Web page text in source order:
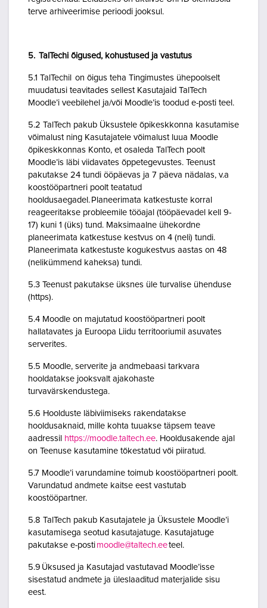
terve arhiveerimise perioodi jooksul.
5. TalTechi õigused, kohustused ja vastutus
5.1 TalTechil on õigus teha Tingimustes ühepoolselt
muudatusi teavitades sellest Kasutajaid TalTech
Moodle’i veebilehel ja/või Moodle’is toodud e-posti teel.
5.2 TalTech pakub Üksustele õpikeskkonna kasutamise
võimalust ning Kasutajatele võimalust luua Moodle
õpikeskkonnas Konto, et osaleda TalTech poolt
Moodle’is läbi viidavates õppetegevustes. Teenust
pakutakse 24 tundi ööpäevas ja 7 päeva nädalas, v.a
koostööpartneri poolt teatatud
hooldusaegadel. Planeerimata katkestuste korral
reageeritakse probleemile tööajal (tööpäevadel kell 9-
17) kuni 1 (üks) tund. Maksimaalne ühekordne
planeerimata katkestuse kestvus on 4 (neli) tundi.
Planeerimata katkestuste kogukestvus aastas on 48
(nelikümmend kaheksa) tundi.
5.3 Teenust pakutakse üksnes üle turvalise ühenduse
(https).
5.4 Moodle on majutatud koostööpartneri poolt
hallatavates ja Euroopa Liidu territooriumil asuvates
serverites.
5.5 Moodle, serverite ja andmebaasi tarkvara
hooldatakse jooksvalt ajakohaste
turvavärskendustega.
5.6 Hoolduste läbiviimiseks rakendatakse
hooldusaknaid, mille kohta tuuakse täpsem teave
aadressil https://moodle.taltech.ee. Hooldusakende ajal
on Teenuse kasutamine tõkestatud või piiratud.
5.7 Moodle’i varundamine toimub koostööpartneri poolt.
Varundatud andmete kaitse eest vastutab
koostööpartner.
5.8 TalTech pakub Kasutajatele ja Üksustele Moodle’i
kasutamisega seotud kasutajatuge. Kasutajatuge
pakutakse e-posti moodle@taltech.eeteel.
5.9 Üksused ja Kasutajad vastutavad Moodle’isse
sisestatud andmete ja üleslaaditud materjalide sisu
eest.